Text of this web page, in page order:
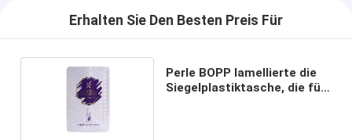
Erhalten Sie Den Besten Preis Für
Perle BOPP lamellierte die
Siegelplastiktasche, die für